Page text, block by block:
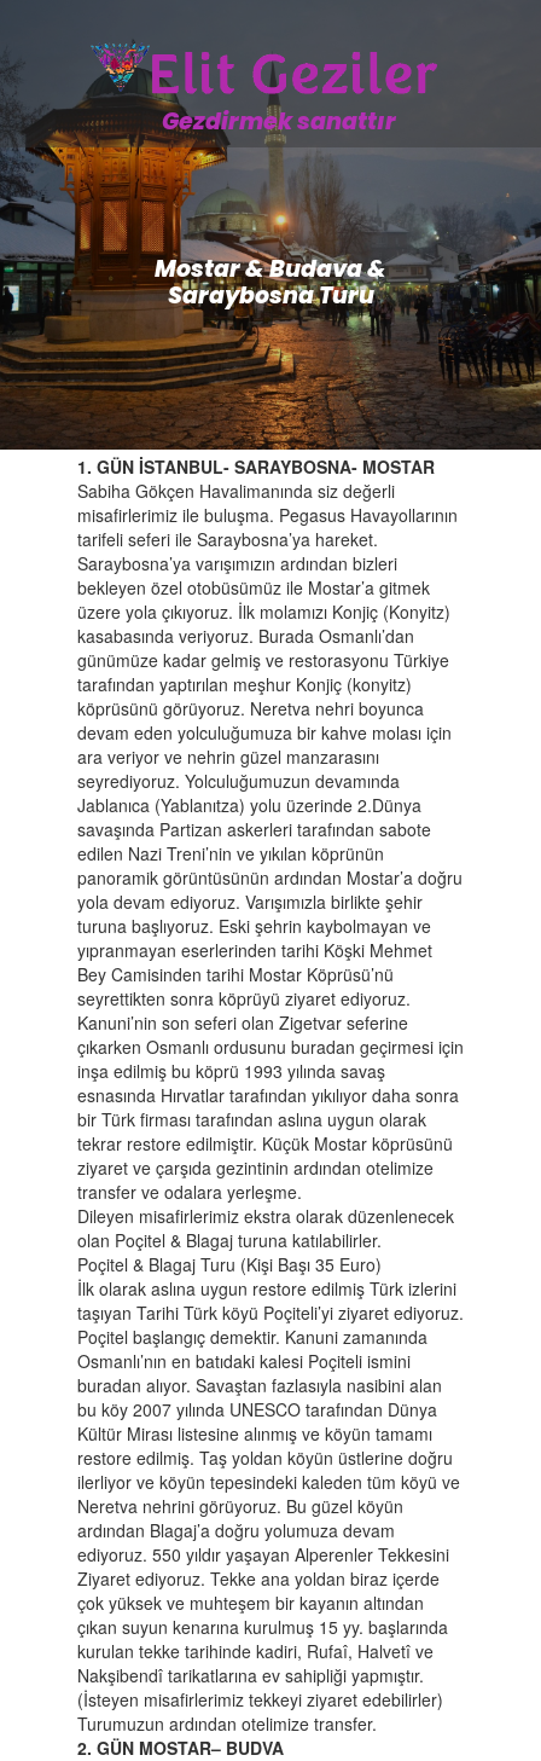
Gezdirmek sanattır
Mostar & Budava &
Saraybosna Turu
1. GÜN İSTANBUL- SARAYBOSNA- MOSTAR
Sabiha Gökçen Havalimanında siz değerli
misafirlerimiz ile buluşma. Pegasus Havayollarının
tarifeli seferi ile Saraybosna’ya hareket.
Saraybosna’ya varışımızın ardından bizleri
bekleyen özel otobüsümüz ile Mostar’a gitmek
üzere yola çıkıyoruz. İlk molamızı Konjiç (Konyitz)
kasabasında veriyoruz. Burada Osmanlı’dan
günümüze kadar gelmiş ve restorasyonu Türkiye
tarafından yaptırılan meşhur Konjiç (konyitz)
köprüsünü görüyoruz. Neretva nehri boyunca
devam eden yolculuğumuza bir kahve molası için
ara veriyor ve nehrin güzel manzarasını
seyrediyoruz. Yolculuğumuzun devamında
Jablanıca (Yablanıtza) yolu üzerinde 2.Dünya
savaşında Partizan askerleri tarafından sabote
edilen Nazi Treni’nin ve yıkılan köprünün
panoramik görüntüsünün ardından Mostar’a doğru
yola devam ediyoruz. Varışımızla birlikte şehir
turuna başlıyoruz. Eski şehrin kaybolmayan ve
yıpranmayan eserlerinden tarihi Köşki Mehmet
Bey Camisinden tarihi Mostar Köprüsü’nü
seyrettikten sonra köprüyü ziyaret ediyoruz.
Kanuni’nin son seferi olan Zigetvar seferine
çıkarken Osmanlı ordusunu buradan geçirmesi için
inşa edilmiş bu köprü 1993 yılında savaş
esnasında Hırvatlar tarafından yıkılıyor daha sonra
bir Türk firması tarafından aslına uygun olarak
tekrar restore edilmiştir. Küçük Mostar köprüsünü
ziyaret ve çarşıda gezintinin ardından otelimize
transfer ve odalara yerleşme.
Dileyen misafirlerimiz ekstra olarak düzenlenecek
olan Poçitel & Blagaj turuna katılabilirler.
Poçitel & Blagaj Turu (Kişi Başı 35 Euro)
İlk olarak aslına uygun restore edilmiş Türk izlerini
taşıyan Tarihi Türk köyü Poçiteli’yi ziyaret ediyoruz.
Poçitel başlangıç demektir. Kanuni zamanında
Osmanlı’nın en batıdaki kalesi Poçiteli ismini
buradan alıyor. Savaştan fazlasıyla nasibini alan
bu köy 2007 yılında UNESCO tarafından Dünya
Kültür Mirası listesine alınmış ve köyün tamamı
restore edilmiş. Taş yoldan köyün üstlerine doğru
ilerliyor ve köyün tepesindeki kaleden tüm köyü ve
Neretva nehrini görüyoruz. Bu güzel köyün
ardından Blagaj’a doğru yolumuza devam
ediyoruz. 550 yıldır yaşayan Alperenler Tekkesini
Ziyaret ediyoruz. Tekke ana yoldan biraz içerde
çok yüksek ve muhteşem bir kayanın altından
çıkan suyun kenarına kurulmuş 15 yy. başlarında
kurulan tekke tarihinde kadiri, Rufaî, Halvetî ve
Nakşibendî tarikatlarına ev sahipliği yapmıştır.
(İsteyen misafirlerimiz tekkeyi ziyaret edebilirler)
Turumuzun ardından otelimize transfer.
2. GÜN MOSTAR– BUDVA